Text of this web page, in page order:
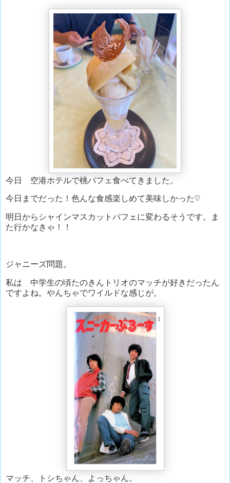
今日 空港ホテルで桃パフェ食べてきました。
今日までだった！色んな食感楽しめて美味しかった♡
明日からシャインマスカットパフェに変わるそうです。ま
た行かなきゃ！！
ジャニーズ問題。
私は 中学生の頃たのきんトリオのマッチが好きだったん
ですよね。やんちゃでワイルドな感じが。
マッチ、トシちゃん、よっちゃん。